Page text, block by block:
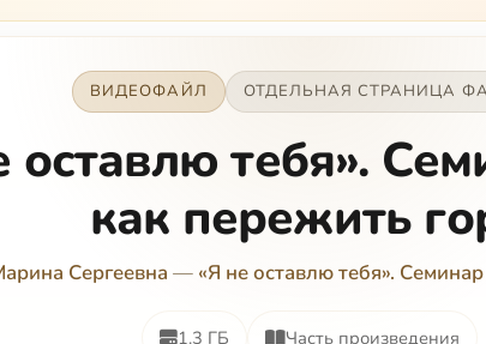
ВИДЕОФАЙЛ ОТДЕЛЬНАЯ СТРАНИЦА
оставлю тебя».
как пережить
Сергеевна — «Я не оставлю тебя».
1.3 ГБ Часть произведения